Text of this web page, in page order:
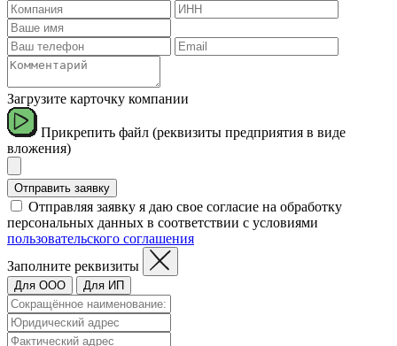
Загрузите карточку компании
Прикрепить файл (реквизиты предприятия в виде
вложения)
Отправить заявку
Отправляя заявку я даю свое согласие на обработку
персональных данных в соответствии с условиями
пользовательского соглашения
Заполните реквизиты
Для ООО Для ИП